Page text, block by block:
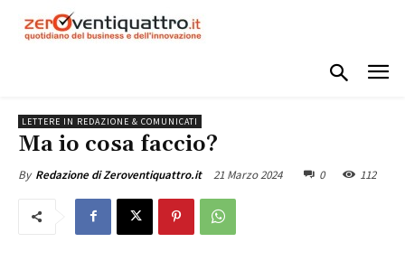
LETTERE IN REDAZIONE & COMUNICATI
Ma io cosa faccio?
By Redazione di Zeroventiquattro.it 21 Marzo 2024 0 112